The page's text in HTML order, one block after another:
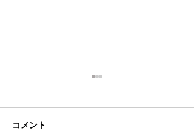
コメント